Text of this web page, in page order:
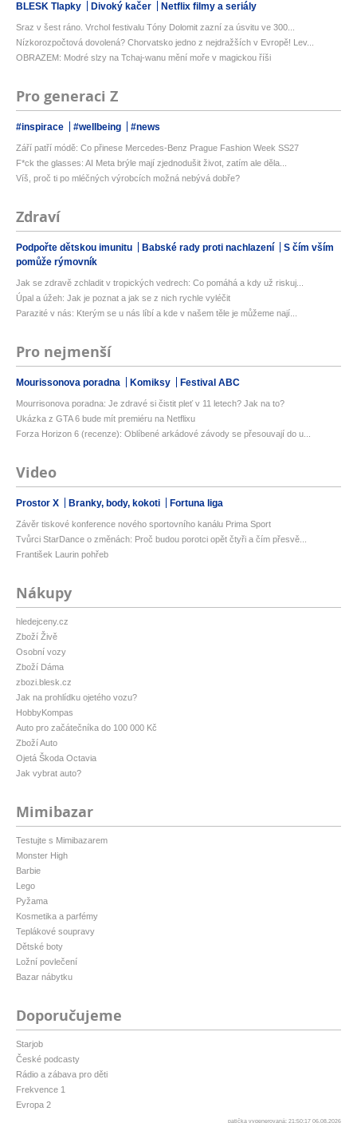
BLESK Tlapky Divoký kačer Netflix filmy a seriály
Sraz v šest ráno. Vrchol festivalu Tóny Dolomit zazní za úsvitu ve 300...
Nízkorozpočtová dovolená? Chorvatsko jedno z nejdražších v Evropě! Lev...
OBRAZEM: Modré slzy na Tchaj-wanu mění moře v magickou říši
Pro generaci Z
#inspirace #wellbeing #news
Září patří módě: Co přinese Mercedes-Benz Prague Fashion Week SS27
F*ck the glasses: AI Meta brýle mají zjednodušit život, zatím ale děla...
Víš, proč ti po mléčných výrobcích možná nebývá dobře?
Zdraví
Podpořte dětskou imunitu Babské rady proti nachlazení
S čím vším
pomůže rýmovník
Jak se zdravě zchladit v tropických vedrech: Co pomáhá a kdy už riskuj...
Úpal a úžeh: Jak je poznat a jak se z nich rychle vyléčit
Parazité v nás: Kterým se u nás líbí a kde v našem těle je můžeme nají...
Pro nejmenší
Mourissonova poradna Komiksy Festival ABC
Mourrisonova poradna: Je zdravé si čistit pleť v 11 letech? Jak na to?
Ukázka z GTA 6 bude mít premiéru na Netflixu
Forza Horizon 6 (recenze): Oblíbené arkádové závody se přesouvají do u...
Video
Prostor X Branky, body, kokoti Fortuna liga
Závěr tiskové konference nového sportovního kanálu Prima Sport
Tvůrci StarDance o změnách: Proč budou porotci opět čtyři a čím přesvě...
František Laurin pohřeb
Nákupy
hledejceny.cz
Zboží Živě
Osobní vozy
Zboží Dáma
zbozi.blesk.cz
Jak na prohlídku ojetého vozu?
HobbyKompas
Auto pro začátečníka do 100 000 Kč
Zboží Auto
Ojetá Škoda Octavia
Jak vybrat auto?
Mimibazar
Testujte s Mimibazarem
Monster High
Barbie
Lego
Pyžama
Kosmetika a parfémy
Teplákové soupravy
Dětské boty
Ložní povlečení
Bazar nábytku
Doporučujeme
Starjob
České podcasty
Rádio a zábava pro děti
Frekvence 1
Evropa 2
patička vygenerovaná: 21:50:17 06.08.2026